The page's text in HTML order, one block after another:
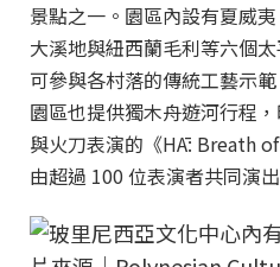
景點之一。園區內設有夏威
大溪地與紐西蘭毛利等六個
可參與各村落的傳統工藝示
園區也提供獨木舟遊河行程
與火刀表演的《HĀ: Breath
由超過 100 位表演者共同演出